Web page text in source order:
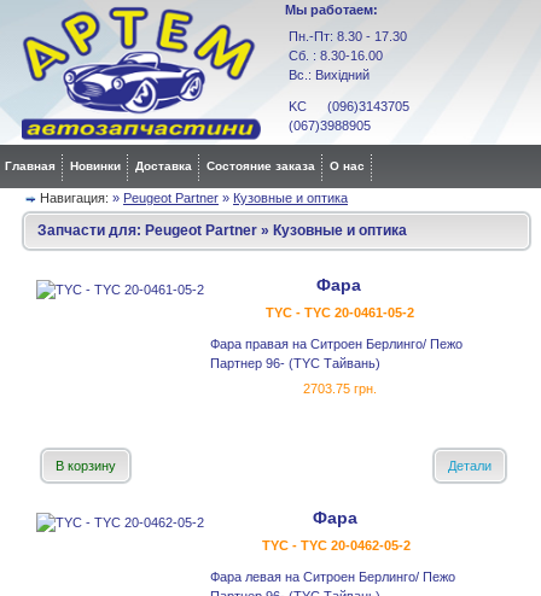
Мы работаем:
Пн.-Пт: 8.30 - 17.30
Сб. : 8.30-16.00
Вс.: Вихідний
KC (096)3143705
(067)3988905
Главная Новинки Доставка Состояние заказа О нас
Навигация: » Peugeot Partner » Кузовные и оптика
Запчасти для: Peugeot Partner » Кузовные и оптика
Фара
TYC - TYC 20-0461-05-2
Фара правая на Ситроен Берлинго/ Пежо
Партнер 96- (TYC Тайвань)
2703.75 грн.
В корзину Детали
Фара
TYC - TYC 20-0462-05-2
Фара левая на Ситроен Берлинго/ Пежо